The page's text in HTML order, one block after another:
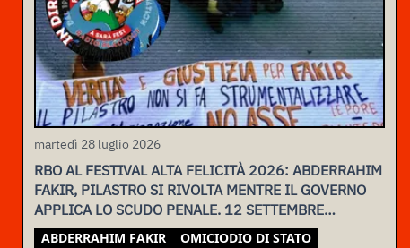
martedì 28 luglio 2026
RBO AL FESTIVAL ALTA FELICITÀ 2026: ABDERRAHIM
FAKIR, PILASTRO SI RIVOLTA MENTRE IL GOVERNO
APPLICA LO SCUDO PENALE. 12 SETTEMBRE
ASSEMBLEA NAZIONALE
ABDERRAHIM FAKIR
OMICIODIO DI STATO